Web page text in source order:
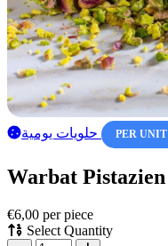
PER UNIT
Warbat Pistazien
€6,00 per piece
Select Quantity